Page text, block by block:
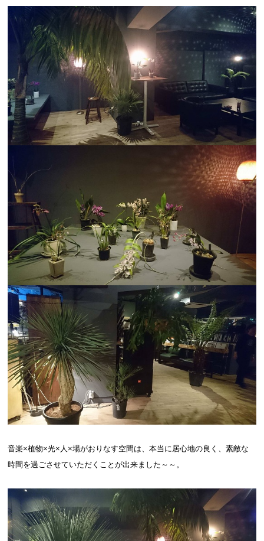
音楽×植物×光×人×場がおりなす空間は、本当に居心地の良く、素敵な
時間を過ごさせていただくことが出来ました～～。